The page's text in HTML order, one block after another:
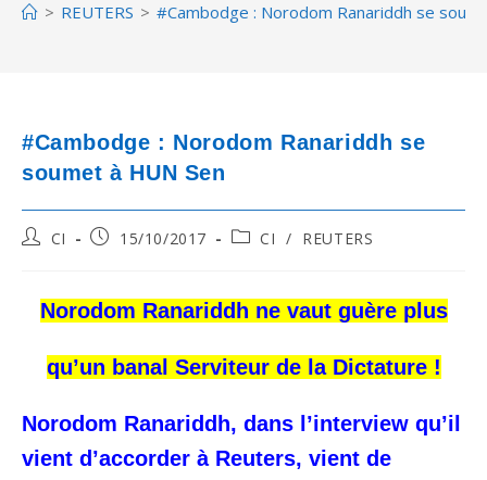
> REUTERS > #Cambodge : Norodom Ranariddh se
#Cambodge : Norodom Ranariddh se
soumet à HUN Sen
PostCI
Post15/10/2017
PostCI / REUTERS
Norodom Ranariddh ne vaut guère plus
qu’un banal Serviteur de la Dictature !
Norodom Ranariddh, dans l’interview qu’il
vient d’accorder à Reuters, vient de